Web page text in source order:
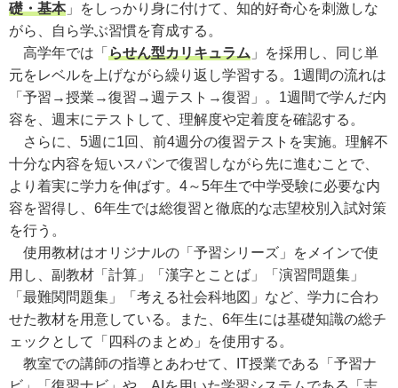
礎・基本」をしっかり身に付けて、知的好奇心を刺激しな
がら、自ら学ぶ習慣を育成する。
高学年では「 らせん型カリキュラム 」を採用し、同じ単
元をレベルを上げながら繰り返し学習する。1週間の流れは
「予習→授業→復習→週テスト→復習」。1週間で学んだ内
容を、週末にテストして、理解度や定着度を確認する。
さらに、5週に1回、前4週分の復習テストを実施。理解不
十分な内容を短いスパンで復習しながら先に進むことで、
より着実に学力を伸ばす。4～5年生で中学受験に必要な内
容を習得し、6年生では総復習と徹底的な志望校別入試対策
を行う。
使用教材はオリジナルの「予習シリーズ」をメインで使
用し、副教材「計算」「漢字とことば」「演習問題集」
「最難関問題集」「考える社会科地図」など、学力に合わ
せた教材を用意している。また、6年生には基礎知識の総チ
ェックとして「四科のまとめ」を使用する。
教室での講師の指導とあわせて、IT授業である「予習ナ